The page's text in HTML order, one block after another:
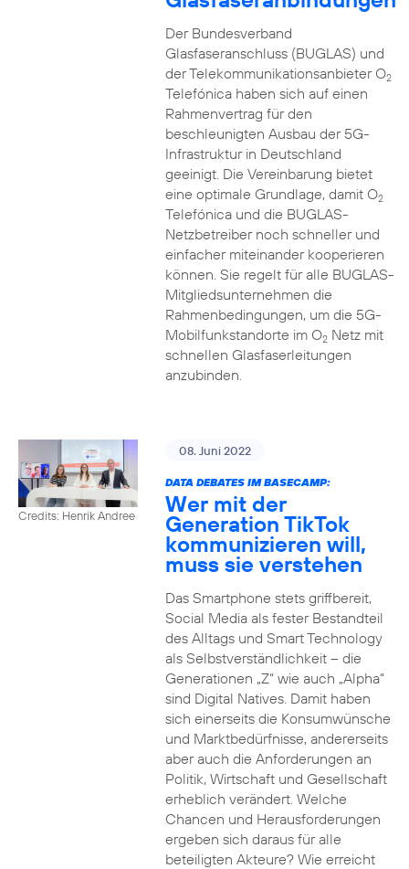
Der Bundesverband
Glasfaseranschluss (BUGLAS) und
der Telekommunikationsanbieter O2
Telefónica haben sich auf einen
Rahmenvertrag für den
beschleunigten Ausbau der 5G-
Infrastruktur in Deutschland
geeinigt. Die Vereinbarung bietet
eine optimale Grundlage, damit O2
Telefónica und die BUGLAS-
Netzbetreiber noch schneller und
einfacher miteinander kooperieren
können. Sie regelt für alle BUGLAS-
Mitgliedsunternehmen die
Rahmenbedingungen, um die 5G-
Mobilfunkstandorte im O2Netz mit
schnellen Glasfaserleitungen
anzubinden.
Credits: Henrik Andree
08. Juni 2022
DATA DEBATES IM BASECAMP:
Wer mit der
Generation TikTok
kommunizieren will,
muss sie verstehen
Das Smartphone stets griffbereit,
Social Media als fester Bestandteil
des Alltags und Smart Technology
als Selbstverständlichkeit – die
Generationen „Z“ wie auch „Alpha“
sind Digital Natives. Damit haben
sich einerseits die Konsumwünsche
und Marktbedürfnisse, andererseits
aber auch die Anforderungen an
Politik, Wirtschaft und Gesellschaft
erheblich verändert. Welche
Chancen und Herausforderungen
ergeben sich daraus für alle
beteiligten Akteure? Wie erreicht